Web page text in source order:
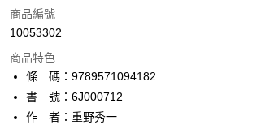
信用卡一次付款
AFTEE先享後付
相關說明
AFTEE先享後付是「在收到商品之後才付款」的支付方式。
ATM付款
商品編號
10053302
商品特色
條 碼：9789571094182
書 號：6J000712
作 者：重野秀一